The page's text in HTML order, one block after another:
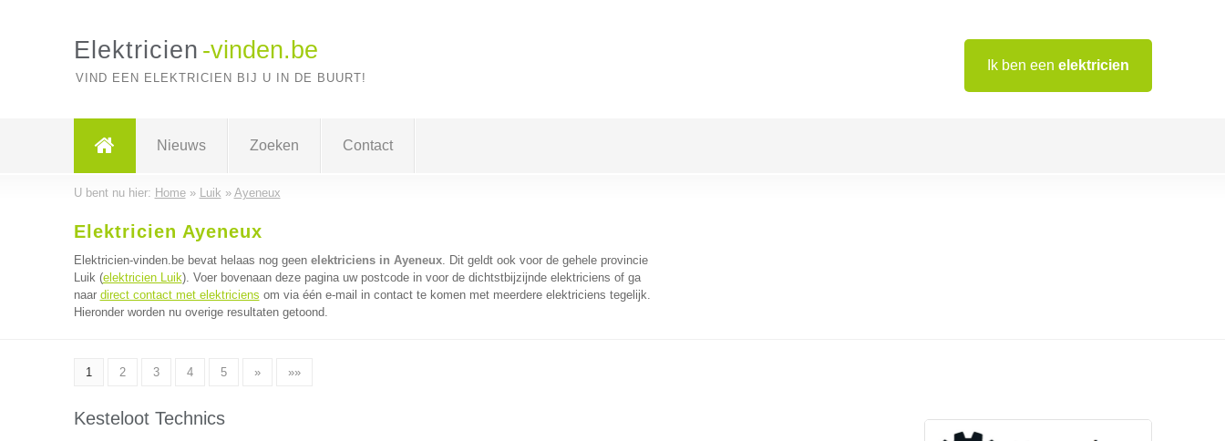
Ik ben een elektricien
Elektricien -vinden.be
VIND EEN ELEKTRICIEN BIJ U IN DE BUURT!
Nieuws Zoeken Contact
U bent nu hier: Home» Luik » Ayeneux
Elektricien Ayeneux
Elektricien-vinden.be bevat helaas nog geen elektriciens in Ayeneux. Dit geldt ook voor de gehele provincie
Luik (elektricien Luik). Voer bovenaan deze pagina uw postcode in voor de dichtstbijzijnde elektriciens of ga
naar direct contact met elektriciens om via één e-mail in contact te komen met meerdere elektriciens tegelijk.
Hieronder worden nu overige resultaten getoond.
1 2 3 4 5 » »»
Kesteloot Technics